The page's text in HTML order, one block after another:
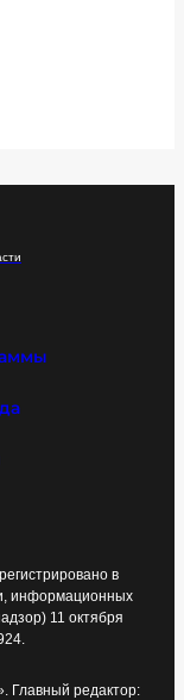
в
информационных
11 октября
Главный редактор: